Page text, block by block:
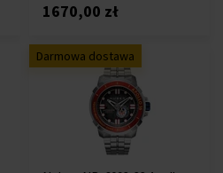
1670,00 zł
Darmowa dostawa